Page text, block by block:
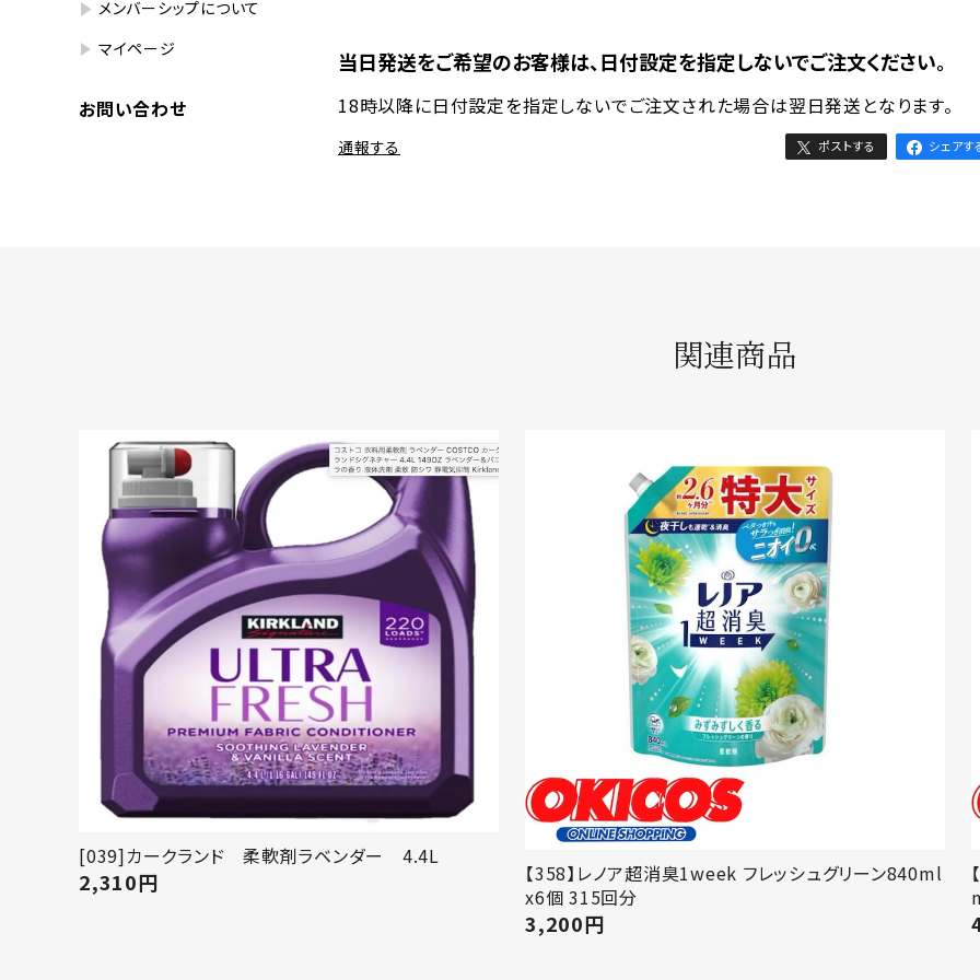
メンバーシップについて
マイページ
お問い合わせ
当日発送をご希望のお客様は、日付設定を指定しないでご注文ください。
18時以降に日付設定を指定しないでご注文された場合は翌日発送となります。
通報する ポストする シェアす
関連商品
[039]カークランド 柔軟剤ラベンダー 4.4L
2,310円
【358】レノア超消臭1week フレッシュグリーン840ml
x6個 315回分
3,200円